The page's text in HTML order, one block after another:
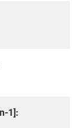
1]: